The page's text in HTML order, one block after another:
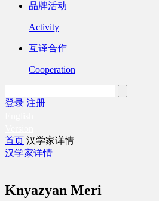
品牌活动
Activity
互译合作
Cooperation
登录 注册
首页 汉学家详情
汉学家详情
Knyazyan Meri